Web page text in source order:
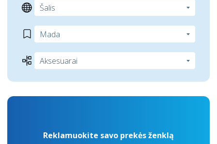
Reklamuokite savo prekės ženklą